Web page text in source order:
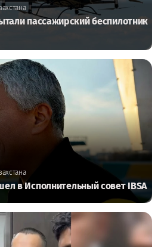
пассажирский беспилотник
в Исполнительный совет IBSA